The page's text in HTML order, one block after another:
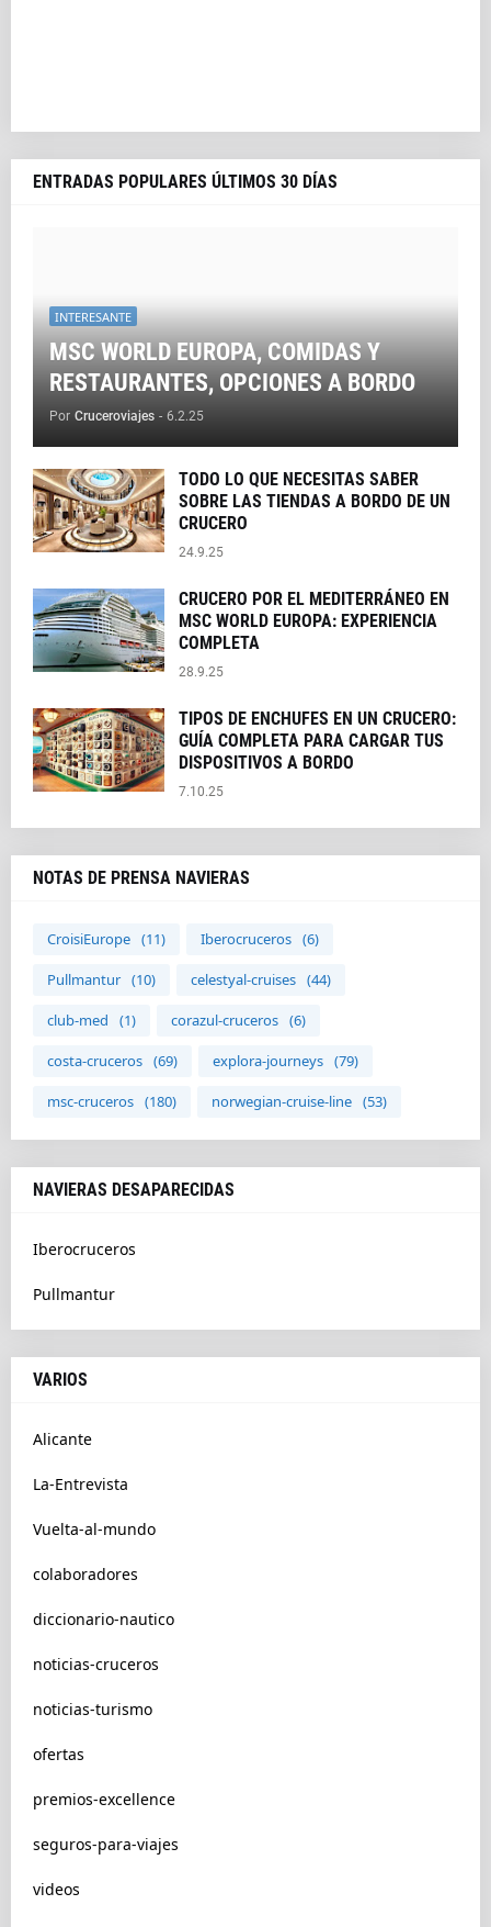
ENTRADAS POPULARES ÚLTIMOS 30 DÍAS
INTERESANTE
MSC WORLD EUROPA, COMIDAS Y
RESTAURANTES, OPCIONES A BORDO
Por Cruceroviajes - 6.2.25
TODO LO QUE NECESITAS SABER
SOBRE LAS TIENDAS A BORDO DE UN
CRUCERO
24.9.25
CRUCERO POR EL MEDITERRÁNEO EN
MSC WORLD EUROPA: EXPERIENCIA
COMPLETA
28.9.25
TIPOS DE ENCHUFES EN UN CRUCERO:
GUÍA COMPLETA PARA CARGAR TUS
DISPOSITIVOS A BORDO
7.10.25
NOTAS DE PRENSA NAVIERAS
CroisiEurope (11) Iberocruceros (6)
Pullmantur (10) celestyal-cruises (44)
club-med (1) corazul-cruceros (6)
costa-cruceros (69) explora-journeys (79)
msc-cruceros (180) norwegian-cruise-line (53)
NAVIERAS DESAPARECIDAS
Iberocruceros
Pullmantur
VARIOS
Alicante
La-Entrevista
Vuelta-al-mundo
colaboradores
diccionario-nautico
noticias-cruceros
noticias-turismo
ofertas
premios-excellence
seguros-para-viajes
videos